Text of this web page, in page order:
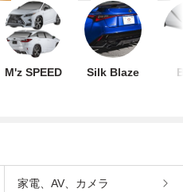
M'z SPEED Silk Blaze
家電、AV、カメラ